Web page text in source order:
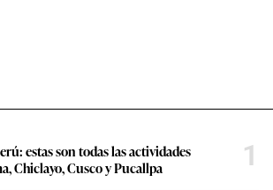
estas son todas las actividades
Chiclayo, Cusco y Pucallpa
1